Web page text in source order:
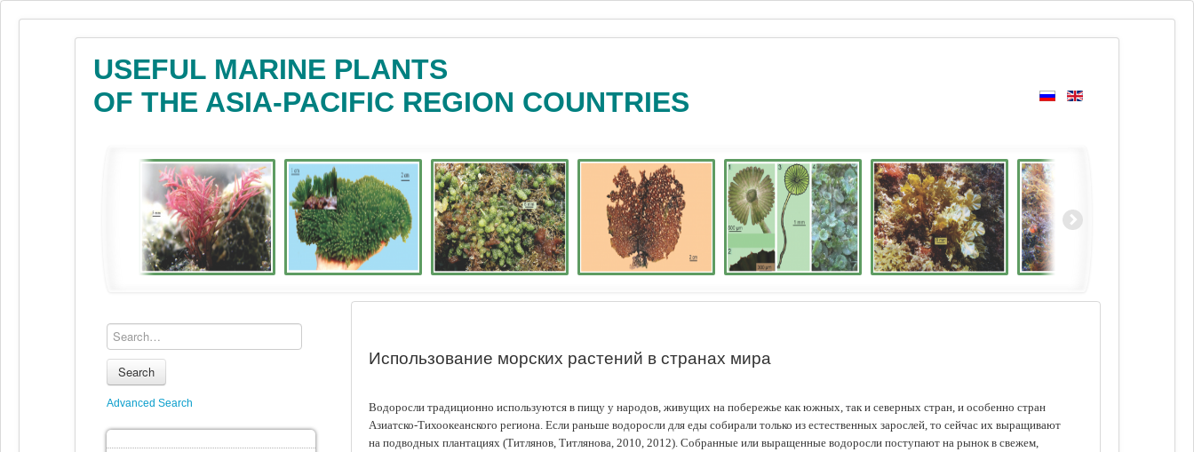
USEFUL MARINE PLANTS
OF THE ASIA-PACIFIC REGION COUNTRIES
Использование морских растений в странах мира
Водоросли традиционно используются в пищу у народов, живущих на побережье как южных, так и северных стран, и особенно стран
Азиатско-Тихоокеанского региона. Если раньше водоросли для еды собирали только из естественных зарослей, то сейчас их выращивают
на подводных плантациях (Tитлянов, Титлянова, 2010, 2012). Собранные или выращенные водоросли поступают на рынок в свежем,
Search
Advanced Search